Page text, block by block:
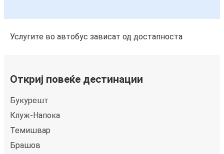
Услугите во автобус зависат од достапноста
Откриј повеќе дестинации
Букурешт
Клуж-Напока
Темишвар
Брашов